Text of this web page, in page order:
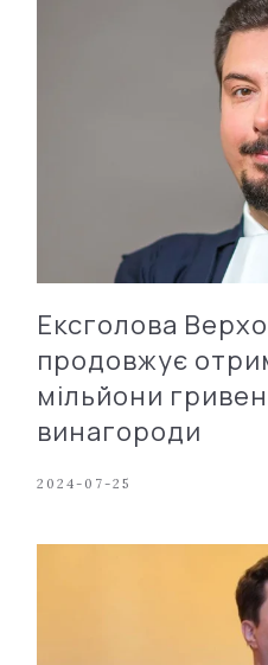
Ексголова
продовжує
мільйони
винагороди
2024-07-25